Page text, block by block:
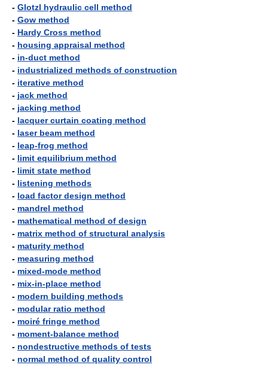
- Glotzl hydraulic cell method
- Gow method
- Hardy Cross method
- housing appraisal method
- in-duct method
- industrialized methods of construction
- iterative method
- jack method
- jacking method
- lacquer curtain coating method
- laser beam method
- leap-frog method
- limit equilibrium method
- limit state method
- listening methods
- load factor design method
- mandrel method
- mathematical method of design
- matrix method of structural analysis
- maturity method
- measuring method
- mixed-mode method
- mix-in-place method
- modern building methods
- modular ratio method
- moiré fringe method
- moment-balance method
- nondestructive methods of tests
- normal method of quality control